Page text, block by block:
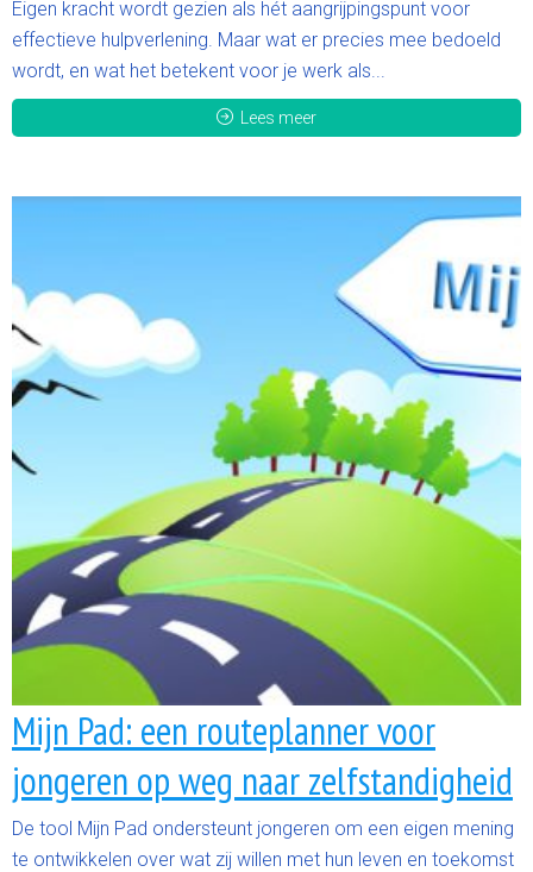
Eigen kracht wordt gezien als hét aangrijpingspunt voor
effectieve hulpverlening. Maar wat er precies mee bedoeld
wordt, en wat het betekent voor je werk als...
Lees meer
Mijn Pad: een routeplanner voor
jongeren op weg naar zelfstandigheid
De tool Mijn Pad ondersteunt jongeren om een eigen mening
te ontwikkelen over wat zij willen met hun leven en toekomst